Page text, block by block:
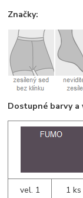
Značky:
Dostupné barvy
vel. 1 1 ks